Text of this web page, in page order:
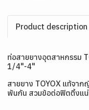
Product description
ท่อสายยางอุตสาหกรรม
1/4"-4"
สายยาง TOYOX แท้จา
พันกัน สวมข้อต่อฟิตติ้งแน่